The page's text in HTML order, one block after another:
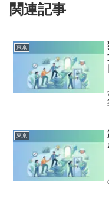
関連記事
東京
東京